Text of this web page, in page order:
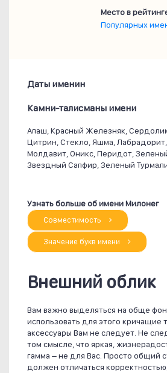
Место в
Популярных
Даты именин
Камни-талисманы имени
Апаш, Красный Железняк,
Цитрин, Стекло, Яшма,
Молдавит, Оникс, Перидот,
Звездный Сапфир, Зеленый
Узнать больше об имени Милонег
Совместимость
Значение букв имени
Внешний облик
Вам важно выделяться на обще
использовать для этого кричащие
аксессуары Вам не следует. Не
том смысле, что яркая,
гамма – не для Вас. Просто общий
должен отличаться